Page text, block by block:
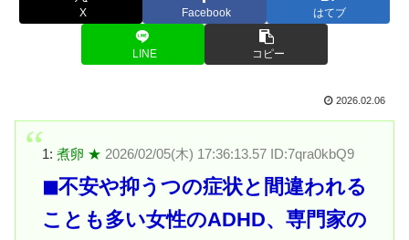
X Facebook はてブ
LINE コピー
2026.02.06
1: 煮卵 ★ 2026/02/05(木) 17:36:13.57 ID:7qra0kbQ9
◼不安や抑うつの症状と間違われる
ことも多い女性のADHD、専門家の